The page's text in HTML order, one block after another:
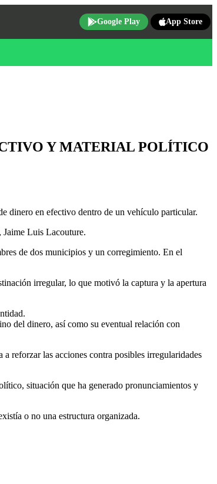
Google Play App Store
Y MATERIAL POLÍTICO
dinero en efectivo dentro de un vehículo particular.
Jaime Luis Lacouture.
de dos municipios y un corregimiento. En el
irregular, lo que motivó la captura y la apertura
del dinero, así como su eventual relación con
reforzar las acciones contra posibles irregularidades
situación que ha generado pronunciamientos y
o no una estructura organizada.